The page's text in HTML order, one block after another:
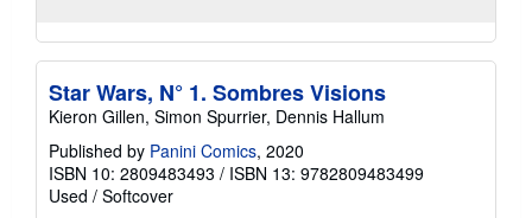
Star Wars, N° 1. Sombres Visions
Kieron Gillen, Simon Spurrier, Dennis Hallum
Published by Panini Comics, 2020
ISBN 10: 2809483493 / ISBN 13: 9782809483499
Used / Softcover